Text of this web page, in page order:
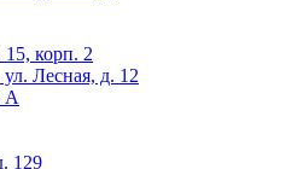
корп. 2
Лесная, д. 12
А
129